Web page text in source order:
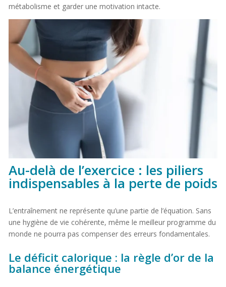
métabolisme et garder une motivation intacte.
Au-delà de l’exercice : les piliers
indispensables à la perte de poids
L’entraînement ne représente qu’une partie de l’équation. Sans
une hygiène de vie cohérente, même le meilleur programme du
monde ne pourra pas compenser des erreurs fondamentales.
Le déficit calorique : la règle d’or de la
balance énergétique